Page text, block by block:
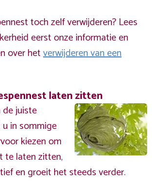
toch zelf verwijderen? Lees
eerst onze informatie en
over hetverwijderen van een
laten zitten
de juiste
in sommige
kiezen om
te laten zitten,
en groeit het steeds verder.